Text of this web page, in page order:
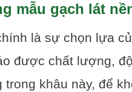
mẫu gạch lát
là sự chọn lựa
được chất lượng,
khâu này, để